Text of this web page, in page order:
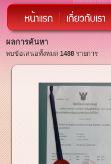
ผลการค้นหา
พบข้อเสนอทั้งหมด 1488 รายการ